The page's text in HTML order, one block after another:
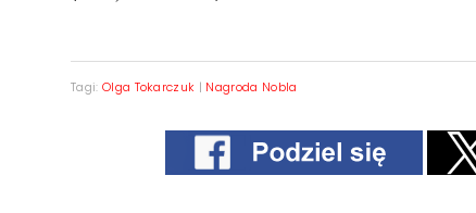
Tagi: Olga Tokarczuk | Nagroda Nobla